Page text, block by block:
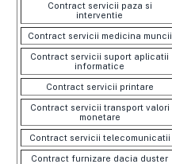
Contract servicii paza si
interventie
Contract servicii medicina muncii
Contract servicii suport aplicatii
informatice
Contract servicii printare
Contract servicii transport valori
monetare
Contract servicii telecomunicatii
Contract furnizare dacia duster